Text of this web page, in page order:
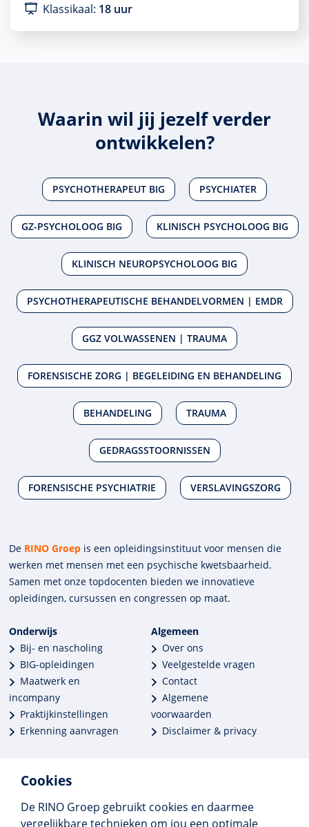
Cookies
De RINO Groep gebruikt cookies en daarmee
vergelijkbare technieken om jou een optimale
Klassikaal: 18 uur
Waarin wil jij jezelf verder
ontwikkelen?
PSYCHOTHERAPEUT BIG PSYCHIATER
GZ-PSYCHOLOOG BIG KLINISCH PSYCHOLOOG BIG
KLINISCH NEUROPSYCHOLOOG BIG
PSYCHOTHERAPEUTISCHE BEHANDELVORMEN | EMDR
GGZ VOLWASSENEN | TRAUMA
FORENSISCHE ZORG | BEGELEIDING EN BEHANDELING
BEHANDELING TRAUMA
GEDRAGSSTOORNISSEN
FORENSISCHE PSYCHIATRIE VERSLAVINGSZORG
De RINO Groep is een opleidings­insti­tuut voor mensen die
werken met mensen met een psychische kwets­baar­heid.
Samen met onze top­docenten bieden we innova­tieve
opleidingen, cursussen en congres­sen op maat.
Onderwijs
Bij- en nascholing
BIG-opleidingen
Maatwerk en
incompany
Praktijkinstellingen
Erkenning aanvragen
Algemeen
Over ons
Veelgestelde vragen
Contact
Algemene
voorwaarden
Disclaimer & privacy
Meer dan 250 opleidingen